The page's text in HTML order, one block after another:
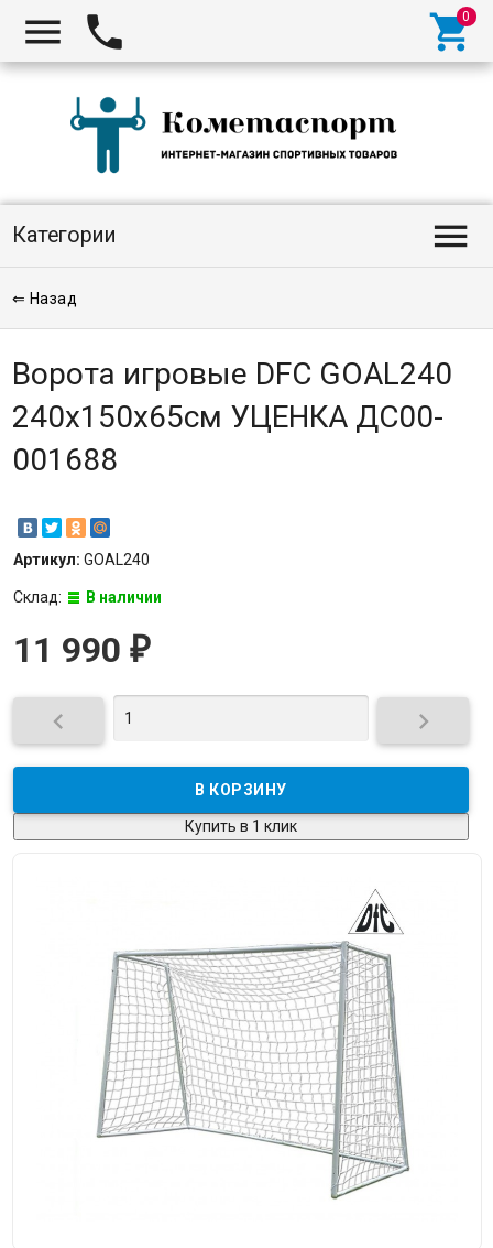
  
Категории 
⇐ Назад
Ворота игровые DFC GOAL240
240x150x65см УЦЕНКА ДС00-
001688
Артикул: GOAL240
Склад: В наличии
11 990 ₽
 
Купить в 1 клик